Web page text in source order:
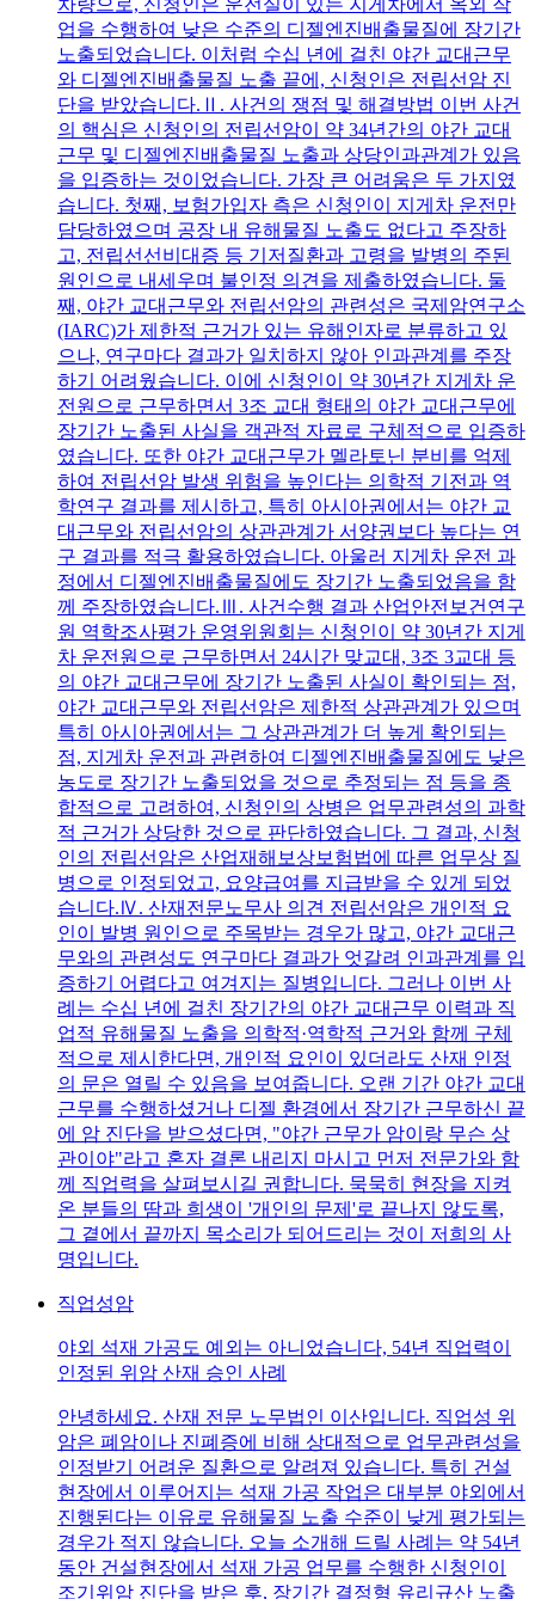
업을 수행하여 낮은 수준의 디젤엔진배출물질에 장기간
노출되었습니다. 이처럼 수십 년에 걸친 야간 교대근무
와 디젤엔진배출물질 노출 끝에, 신청인은 전립선암 진
단을 받았습니다.Ⅱ. 사건의 쟁점 및 해결방법 이번 사건
의 핵심은 신청인의 전립선암이 약 34년간의 야간 교대
근무 및 디젤엔진배출물질 노출과 상당인과관계가 있음
을 입증하는 것이었습니다. 가장 큰 어려움은 두 가지였
습니다. 첫째, 보험가입자 측은 신청인이 지게차 운전만
담당하였으며 공장 내 유해물질 노출도 없다고 주장하
고, 전립선선비대증 등 기저질환과 고령을 발병의 주된
원인으로 내세우며 불인정 의견을 제출하였습니다. 둘
째, 야간 교대근무와 전립선암의 관련성은 국제암연구소
(IARC)가 제한적 근거가 있는 유해인자로 분류하고 있
으나, 연구마다 결과가 일치하지 않아 인과관계를 주장
하기 어려웠습니다. 이에 신청인이 약 30년간 지게차 운
전원으로 근무하면서 3조 교대 형태의 야간 교대근무에
장기간 노출된 사실을 객관적 자료로 구체적으로 입증하
였습니다. 또한 야간 교대근무가 멜라토닌 분비를 억제
하여 전립선암 발생 위험을 높인다는 의학적 기전과 역
학연구 결과를 제시하고, 특히 아시아권에서는 야간 교
대근무와 전립선암의 상관관계가 서양권보다 높다는 연
구 결과를 적극 활용하였습니다. 아울러 지게차 운전 과
정에서 디젤엔진배출물질에도 장기간 노출되었음을 함
께 주장하였습니다.Ⅲ. 사건수행 결과 산업안전보건연구
원 역학조사평가 운영위원회는 신청인이 약 30년간 지게
차 운전원으로 근무하면서 24시간 맞교대, 3조 3교대 등
의 야간 교대근무에 장기간 노출된 사실이 확인되는 점,
야간 교대근무와 전립선암은 제한적 상관관계가 있으며
특히 아시아권에서는 그 상관관계가 더 높게 확인되는
점, 지게차 운전과 관련하여 디젤엔진배출물질에도 낮은
농도로 장기간 노출되었을 것으로 추정되는 점 등을 종
합적으로 고려하여, 신청인의 상병은 업무관련성의 과학
적 근거가 상당한 것으로 판단하였습니다. 그 결과, 신청
인의 전립선암은 산업재해보상보험법에 따른 업무상 질
병으로 인정되었고, 요양급여를 지급받을 수 있게 되었
습니다.Ⅳ. 산재전문노무사 의견 전립선암은 개인적 요
인이 발병 원인으로 주목받는 경우가 많고, 야간 교대근
무와의 관련성도 연구마다 결과가 엇갈려 인과관계를 입
증하기 어렵다고 여겨지는 질병입니다. 그러나 이번 사
례는 수십 년에 걸친 장기간의 야간 교대근무 이력과 직
업적 유해물질 노출을 의학적·역학적 근거와 함께 구체
적으로 제시한다면, 개인적 요인이 있더라도 산재 인정
의 문은 열릴 수 있음을 보여줍니다. 오랜 기간 야간 교대
근무를 수행하셨거나 디젤 환경에서 장기간 근무하신 끝
에 암 진단을 받으셨다면, "야간 근무가 암이랑 무슨 상
관이야"라고 혼자 결론 내리지 마시고 먼저 전문가와 함
께 직업력을 살펴보시길 권합니다. 묵묵히 현장을 지켜
온 분들의 땀과 희생이 '개인의 문제'로 끝나지 않도록,
그 곁에서 끝까지 목소리가 되어드리는 것이 저희의 사
명입니다.
직업성암
야외 석재 가공도 예외는 아니었습니다, 54년 직업력이
인정된 위암 산재 승인 사례
안녕하세요. 산재 전문 노무법인 이산입니다. 직업성 위
암은 폐암이나 진폐증에 비해 상대적으로 업무관련성을
인정받기 어려운 질환으로 알려져 있습니다. 특히 건설
현장에서 이루어지는 석재 가공 작업은 대부분 야외에서
진행된다는 이유로 유해물질 노출 수준이 낮게 평가되는
경우가 적지 않습니다. 오늘 소개해 드릴 사례는 약 54년
동안 건설현장에서 석재 가공 업무를 수행한 신청인이
조기위암 진단을 받은 후, 장기간 결정형 유리규산 노출